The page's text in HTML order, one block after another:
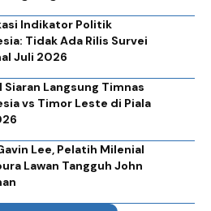
Indikator Politik
Tidak Ada Rilis Survei
Juli 2026
Siaran Langsung Timnas
vs Timor Leste di Piala
Lee, Pelatih Milenial
Lawan Tangguh John